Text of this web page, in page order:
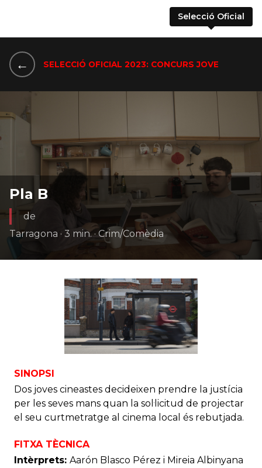
Selecció Oficial
← SELECCIÓ OFICIAL 2023: CONCURS JOVE
Pla B
de
Tarragona · 3 min. · Crim/Comèdia
SINOPSI
Dos joves cineastes decideixen prendre la justícia
per les seves mans quan la sol·licitud de projectar
el seu curtmetratge al cinema local és rebutjada.
FITXA TÈCNICA
Intèrprets: Aarón Blasco Pérez i Mireia Albinyana